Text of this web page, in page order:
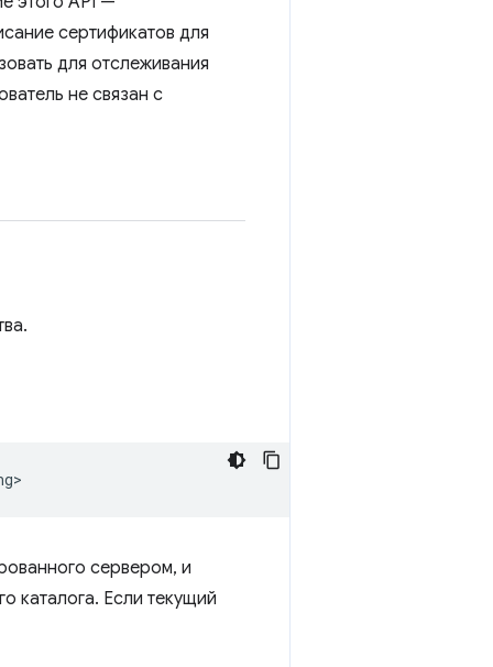
сертификатов для
для отслеживания
не связан с
сервером, и
каталога. Если текущий